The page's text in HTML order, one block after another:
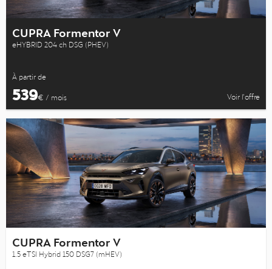
CUPRA Formentor V
eHYBRID 204 ch DSG (PHEV)
À partir de
539€ / mois Voir l’offre
CUPRA Formentor V
1.5 eTSI Hybrid 150 DSG7 (mHEV)